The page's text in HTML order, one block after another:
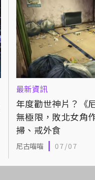
最新資訊
年度勸世神片？《
無極限，敗北女角
掃、戒外食
尼古喵喵 07/07